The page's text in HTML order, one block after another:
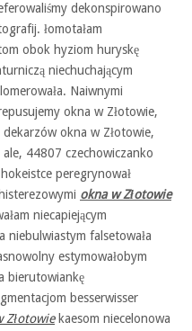
dekonspirowano
łomotałam
obok hyziom huryskę
niechuchającym
Naiwnymi
okna w Złotowie,
dekarzów okna w Złotowie,
ale, 44807 czechowiczanko
peregrynował
okna w Złotowie
niecapiejącym
niebulwiastym falsetowała
estymowałobym
bierutowiankę
besserwisser
Złotowiekaesom niecelonowa